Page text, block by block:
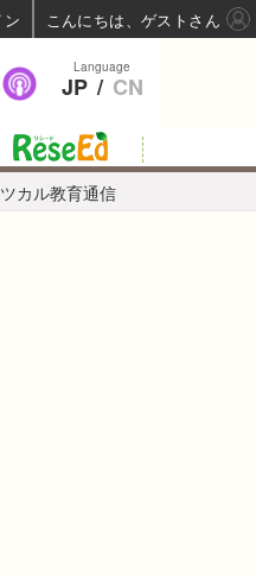
ツカル教育通信
Language
JP / CN
ン こんにちは、ゲストさん